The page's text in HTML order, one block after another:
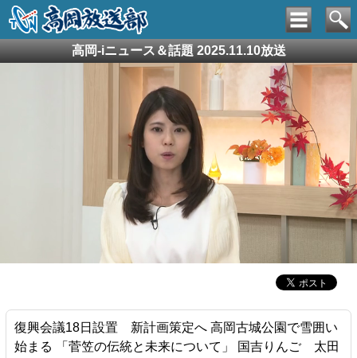
高岡-iニュース＆話題 2025.11.10放送
復興会議18日設置 新計画策定へ 高岡古城公園で雪囲い
始まる 「菅笠の伝統と未来について」 国吉りんご 太田